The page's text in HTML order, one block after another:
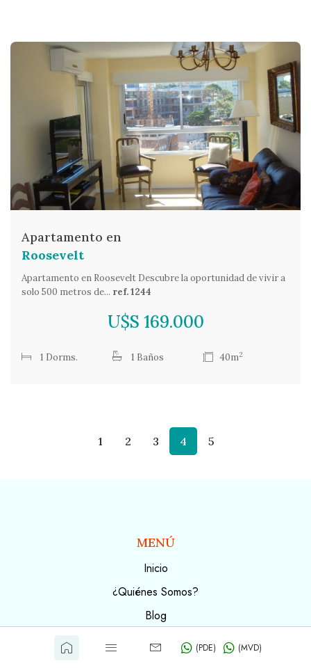
Apartamento en
Roosevelt
Apartamento en Roosevelt Descubre la oportunidad de vivir a
solo 500 metros de... ref. 1244
U$S 169.000
1 Dorms. 1 Baños 40m2
1 2 3 4 5
MENÚ
Inicio
¿Quiénes Somos?
Blog
(PDE) (MVD)